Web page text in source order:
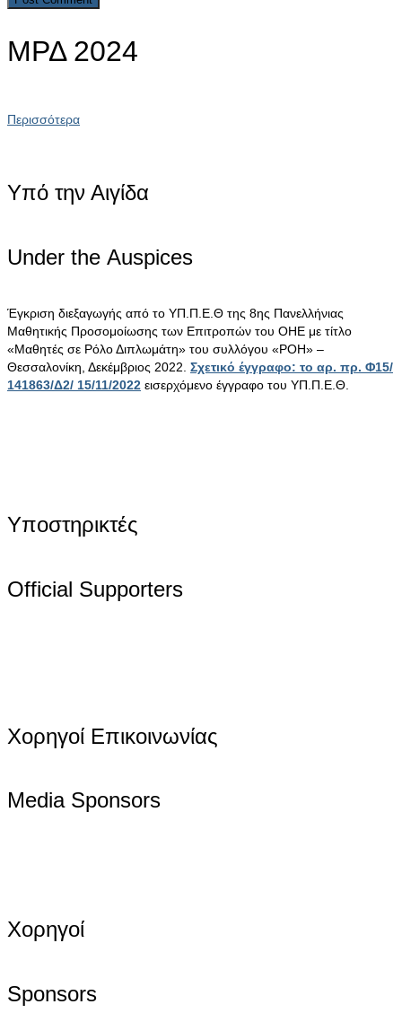
ΜΡΔ 2024
Περισσότερα
Υπό την Αιγίδα
Under the Αuspices
Έγκριση διεξαγωγής από το ΥΠ.Π.Ε.Θ της 8ης Πανελλήνιας
Μαθητικής Προσομοίωσης των Επιτροπών του ΟΗΕ με τίτλο
«Μαθητές σε Ρόλο Διπλωμάτη» του συλλόγου «ΡΟΗ» –
Θεσσαλονίκη, Δεκέμβριος 2022. Σχετικό έγγραφο: το αρ. πρ. Φ15/
141863/Δ2/ 15/11/2022 εισερχόμενο έγγραφο του ΥΠ.Π.Ε.Θ.
Υποστηρικτές
Official Supporters
Χορηγοί Επικοινωνίας
Media Sponsors
Χορηγοί
Sponsors